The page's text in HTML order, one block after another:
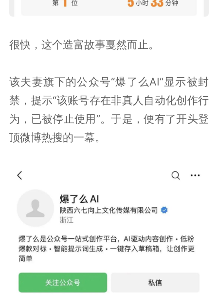
很快，这个造富故事戛然而止。
该夫妻旗下的公众号“爆了么AI”显示被封
禁，提示“该账号存在非真人自动化创作行
为，已被停止使用”。于是，便有了开头登
顶微博热搜的一幕。